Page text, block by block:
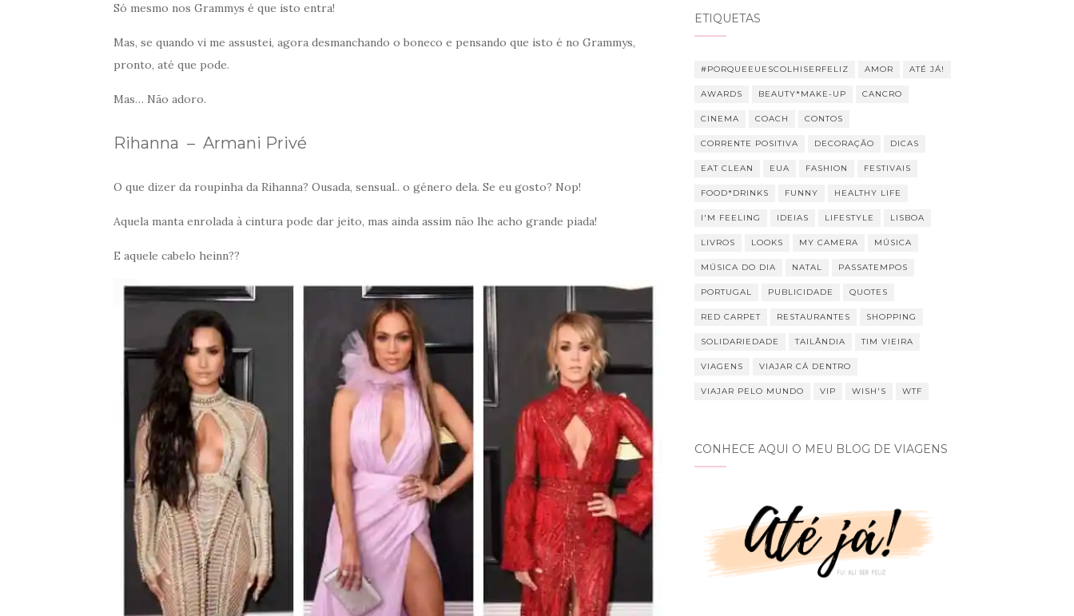
Só mesmo nos Grammys é que isto entra!
Mas, se quando vi me assustei, agora desmanchando o boneco e pensando que isto é no Grammys,
pronto, até que pode.
Mas… Não adoro.
Rihanna – Armani Privé
O que dizer da roupinha da Rihanna? Ousada, sensual.. o género dela. Se eu gosto? Nop!
Aquela manta enrolada à cintura pode dar jeito, mas ainda assim não lhe acho grande piada!
E aquele cabelo heinn??
ETIQUETAS
#PORQUEEUESCOLHISERFELIZ AMOR ATÉ JÁ!
AWARDS BEAUTY*MAKE-UP CANCRO
CINEMA COACH CONTOS
CORRENTE POSITIVA DECORAÇÃO DICAS
EAT CLEAN EUA FASHION FESTIVAIS
FOOD*DRINKS FUNNY HEALTHY LIFE
I'M FEELING IDEIAS LIFESTYLE LISBOA
LIVROS LOOKS MY CAMERA MÚSICA
MÚSICA DO DIA NATAL PASSATEMPOS
PORTUGAL PUBLICIDADE QUOTES
RED CARPET RESTAURANTES SHOPPING
SOLIDARIEDADE TAILÂNDIA TIM VIEIRA
VIAGENS VIAJAR CÁ DENTRO
VIAJAR PELO MUNDO VIP WISH'S WTF
CONHECE AQUI O MEU BLOG DE VIAGENS